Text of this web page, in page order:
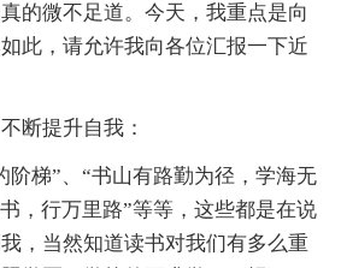
的微不足道。今天，我重点是向
此，请允许我向各位汇报一下近
提升自我：
梯”、“书山有路勤为径，学海无
，行万里路”等等，这些都是在说
，当然知道读书对我们有多么重